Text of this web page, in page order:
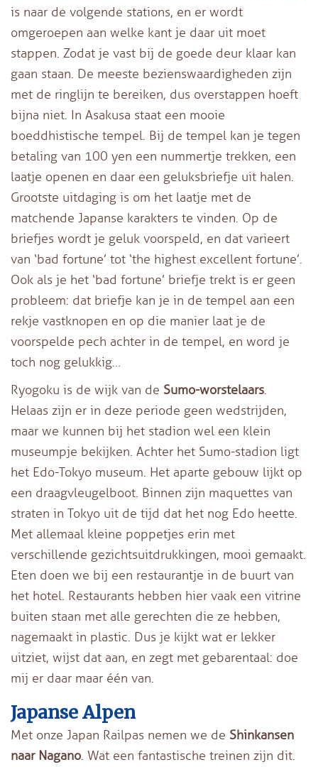
is naar de volgende stations, en er wordt
omgeroepen aan welke kant je daar uit moet
stappen. Zodat je vast bij de goede deur klaar kan
gaan staan. De meeste bezienswaardigheden zijn
met de ringlijn te bereiken, dus overstappen hoeft
bijna niet. In Asakusa staat een mooie
boeddhistische tempel. Bij de tempel kan je tegen
betaling van 100 yen een nummertje trekken, een
laatje openen en daar een geluksbriefje uit halen.
Grootste uitdaging is om het laatje met de
matchende Japanse karakters te vinden. Op de
briefjes wordt je geluk voorspeld, en dat varieert
van ‘bad fortune’ tot ‘the highest excellent fortune’.
Ook als je het ‘bad fortune’ briefje trekt is er geen
probleem: dat briefje kan je in de tempel aan een
rekje vastknopen en op die manier laat je de
voorspelde pech achter in de tempel, en word je
toch nog gelukkig…
Ryogoku is de wijk van de Sumo-worstelaars.
Helaas zijn er in deze periode geen wedstrijden,
maar we kunnen bij het stadion wel een klein
museumpje bekijken. Achter het Sumo-stadion ligt
het Edo-Tokyo museum. Het aparte gebouw lijkt op
een draagvleugelboot. Binnen zijn maquettes van
straten in Tokyo uit de tijd dat het nog Edo heette.
Met allemaal kleine poppetjes erin met
verschillende gezichtsuitdrukkingen, mooi gemaakt.
Eten doen we bij een restaurantje in de buurt van
het hotel. Restaurants hebben hier vaak een vitrine
buiten staan met alle gerechten die ze hebben,
nagemaakt in plastic. Dus je kijkt wat er lekker
uitziet, wijst dat aan, en zegt met gebarentaal: doe
mij er daar maar één van.
Japanse Alpen
Met onze Japan Railpas nemen we de Shinkansen
naar Nagano. Wat een fantastische treinen zijn dit.